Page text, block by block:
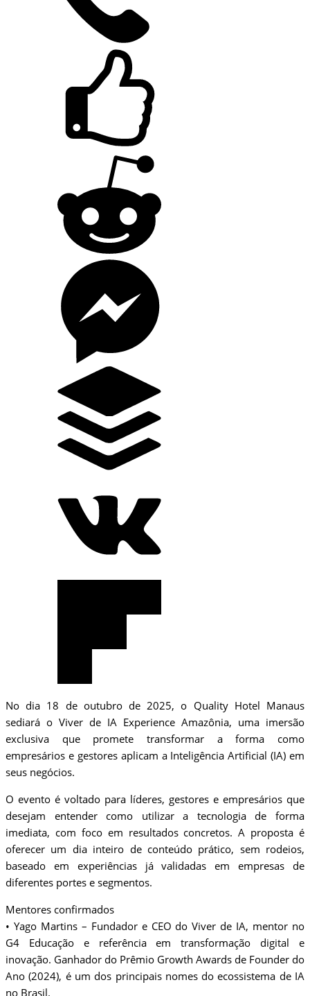
No dia 18 de outubro de 2025, o Quality Hotel Manaus
sediará o Viver de IA Experience Amazônia, uma imersão
exclusiva que promete transformar a forma como
empresários e gestores aplicam a Inteligência Artificial (IA) em
seus negócios.
O evento é voltado para líderes, gestores e empresários que
desejam entender como utilizar a tecnologia de forma
imediata, com foco em resultados concretos. A proposta é
oferecer um dia inteiro de conteúdo prático, sem rodeios,
baseado em experiências já validadas em empresas de
diferentes portes e segmentos.
Mentores confirmados
• Yago Martins – Fundador e CEO do Viver de IA, mentor no
G4 Educação e referência em transformação digital e
inovação. Ganhador do Prêmio Growth Awards de Founder do
Ano (2024), é um dos principais nomes do ecossistema de IA
no Brasil.